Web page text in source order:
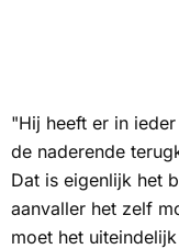
"Hij heeft er in
de naderende
Dat is eigenlijk het
aanvaller het zelf
moet het